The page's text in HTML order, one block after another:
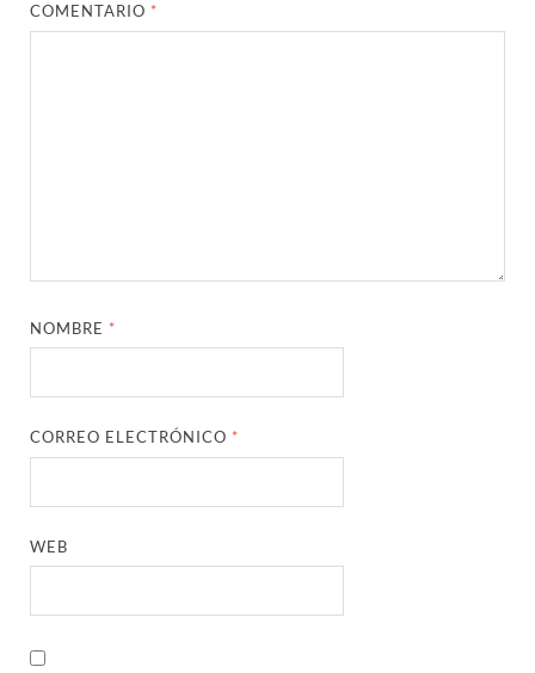
COMENTARIO *
NOMBRE *
CORREO ELECTRÓNICO *
WEB